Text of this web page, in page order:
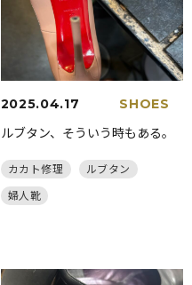
2025.04.17 SHOES
ルブタン、そういう時もある。
カカト修理
ルブタン
婦人靴